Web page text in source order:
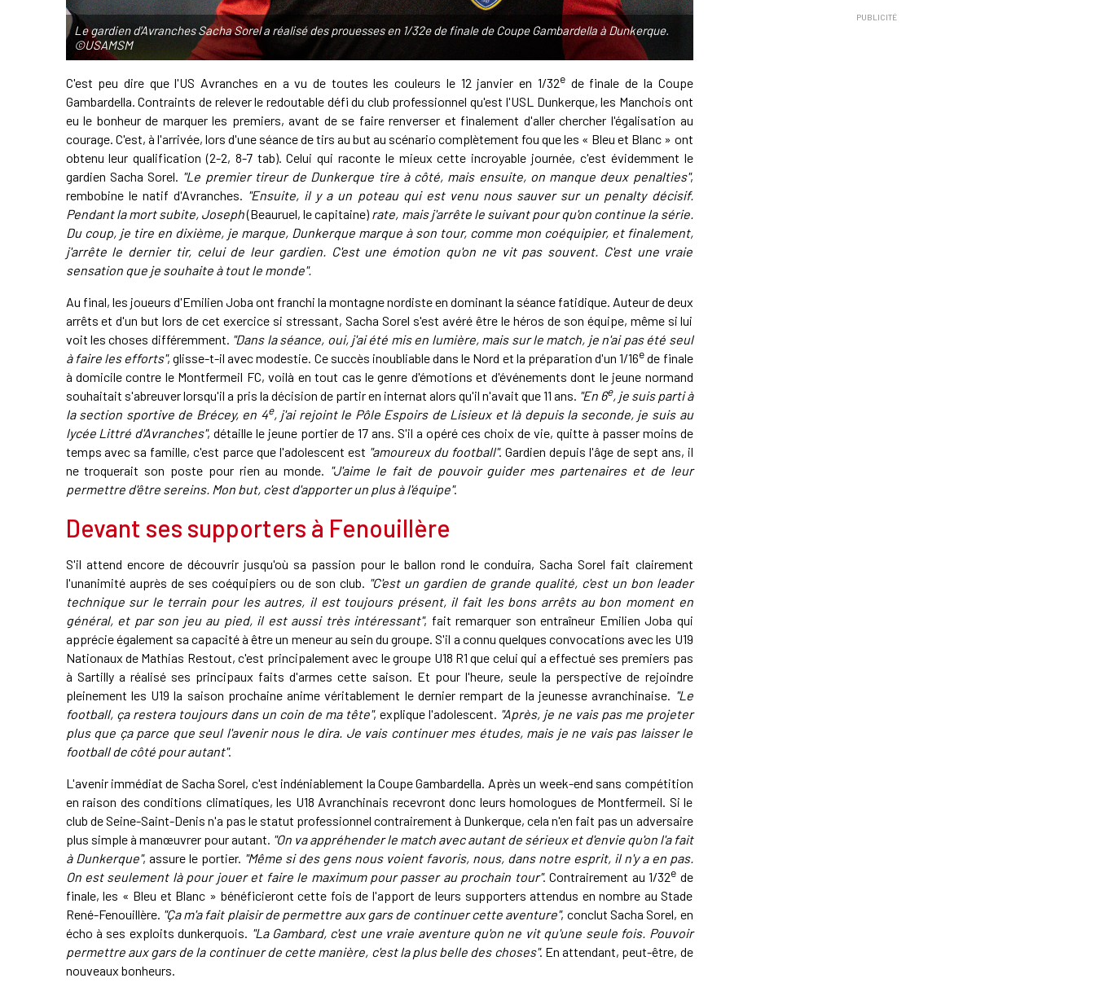
Le gardien d'Avranches Sacha Sorel a réalisé des prouesses en 1/32e de finale de Coupe Gambardella à Dunkerque.
©USAMSM
C'est peu dire que l'US Avranches en a vu de toutes les couleurs le 12 janvier en 1/32ede finale de la Coupe
Gambardella. Contraints de relever le redoutable défi du club professionnel qu'est l'USL Dunkerque, les Manchois ont
eu le bonheur de marquer les premiers, avant de se faire renverser et finalement d'aller chercher l'égalisation au
courage. C'est, à l'arrivée, lors d'une séance de tirs au but au scénario complètement fou que les « Bleu et Blanc » ont
obtenu leur qualification (2-2, 8-7 tab). Celui qui raconte le mieux cette incroyable journée, c'est évidemment le
gardien Sacha Sorel. "Le premier tireur de Dunkerque tire à côté, mais ensuite, on manque deux penalties",
rembobine le natif d'Avranches. "Ensuite, il y a un poteau qui est venu nous sauver sur un penalty décisif.
Pendant la mort subite, Joseph(Beauruel, le capitaine) rate, mais j'arrête le suivant pour qu'on continue la série.
Du coup, je tire en dixième, je marque, Dunkerque marque à son tour, comme mon coéquipier, et finalement,
j'arrête le dernier tir, celui de leur gardien. C'est une émotion qu'on ne vit pas souvent. C'est une vraie
sensation que je souhaite à tout le monde".
Au final, les joueurs d'Emilien Joba ont franchi la montagne nordiste en dominant la séance fatidique. Auteur de deux
arrêts et d'un but lors de cet exercice si stressant, Sacha Sorel s'est avéré être le héros de son équipe, même si lui
voit les choses différemment. "Dans la séance, oui, j'ai été mis en lumière, mais sur le match, je n'ai pas été seul
à faire les efforts", glisse-t-il avec modestie. Ce succès inoubliable dans le Nord et la préparation d'un 1/16ede finale
à domicile contre le Montfermeil FC, voilà en tout cas le genre d'émotions et d'événements dont le jeune normand
souhaitait s'abreuver lorsqu'il a pris la décision de partir en internat alors qu'il n'avait que 11 ans. "En 6e, je suis parti à
la section sportive de Brécey, en 4e, j'ai rejoint le Pôle Espoirs de Lisieux et là depuis la seconde, je suis au
lycée Littré d'Avranches", détaille le jeune portier de 17 ans. S'il a opéré ces choix de vie, quitte à passer moins de
temps avec sa famille, c'est parce que l'adolescent est "amoureux du football". Gardien depuis l'âge de sept ans, il
ne troquerait son poste pour rien au monde. "J'aime le fait de pouvoir guider mes partenaires et de leur
permettre d'être sereins. Mon but, c'est d'apporter un plus à l'équipe".
Devant ses supporters à Fenouillère
S'il attend encore de découvrir jusqu'où sa passion pour le ballon rond le conduira, Sacha Sorel fait clairement
l'unanimité auprès de ses coéquipiers ou de son club. "C'est un gardien de grande qualité, c'est un bon leader
technique sur le terrain pour les autres, il est toujours présent, il fait les bons arrêts au bon moment en
général, et par son jeu au pied, il est aussi très intéressant", fait remarquer son entraîneur Emilien Joba qui
apprécie également sa capacité à être un meneur au sein du groupe. S'il a connu quelques convocations avec les U19
Nationaux de Mathias Restout, c'est principalement avec le groupe U18 R1 que celui qui a effectué ses premiers pas
à Sartilly a réalisé ses principaux faits d'armes cette saison. Et pour l'heure, seule la perspective de rejoindre
pleinement les U19 la saison prochaine anime véritablement le dernier rempart de la jeunesse avranchinaise. "Le
football, ça restera toujours dans un coin de ma tête", explique l'adolescent. "Après, je ne vais pas me projeter
plus que ça parce que seul l'avenir nous le dira. Je vais continuer mes études, mais je ne vais pas laisser le
football de côté pour autant".
L'avenir immédiat de Sacha Sorel, c'est indéniablement la Coupe Gambardella. Après un week-end sans compétition
en raison des conditions climatiques, les U18 Avranchinais recevront donc leurs homologues de Montfermeil. Si le
club de Seine-Saint-Denis n'a pas le statut professionnel contrairement à Dunkerque, cela n'en fait pas un adversaire
plus simple à manœuvrer pour autant. "On va appréhender le match avec autant de sérieux et d'envie qu'on l'a fait
à Dunkerque", assure le portier. "Même si des gens nous voient favoris, nous, dans notre esprit, il n'y a en pas.
On est seulement là pour jouer et faire le maximum pour passer au prochain tour". Contrairement au 1/32e de
finale, les « Bleu et Blanc » bénéficieront cette fois de l'apport de leurs supporters attendus en nombre au Stade
René-Fenouillère. "Ça m'a fait plaisir de permettre aux gars de continuer cette aventure", conclut Sacha Sorel, en
écho à ses exploits dunkerquois. "La Gambard, c'est une vraie aventure qu'on ne vit qu'une seule fois. Pouvoir
permettre aux gars de la continuer de cette manière, c'est la plus belle des choses". En attendant, peut-être, de
nouveaux bonheurs.
PUBLICITÉ